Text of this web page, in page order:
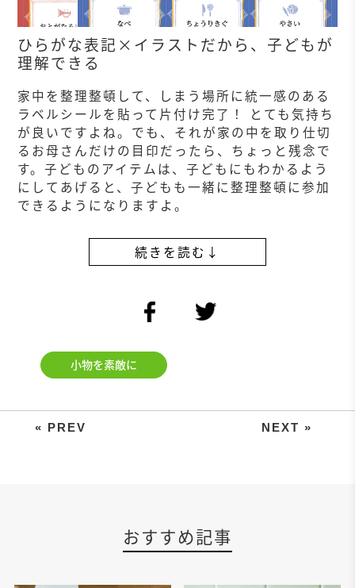
ひらがな表記×イラストだから、子どもが
理解できる
家中を整理整頓して、しまう場所に統一感のある
ラベルシールを貼って片付け完了！ とても気持ち
が良いですよね。でも、それが家の中を取り仕切
るお母さんだけの目印だったら、ちょっと残念で
す。子どものアイテムは、子どもにもわかるよう
にしてあげると、子どもも一緒に整理整頓に参加
できるようになりますよ。
続きを読む↓
facebook
小物を素敵に
イラスト入りだから、ひと目でわ
おすすめ記事